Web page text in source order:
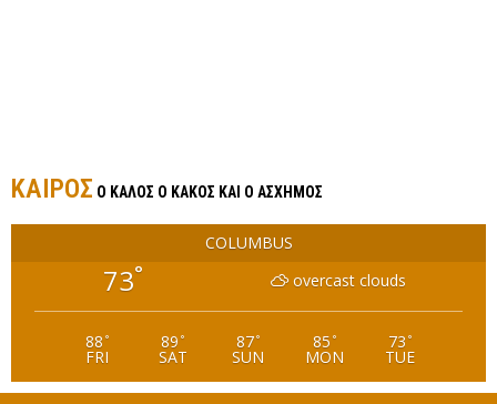
ΚΑΙΡΟΣ Ο ΚΑΛΟΣ Ο ΚΑΚΟΣ ΚΑΙ Ο ΑΣΧΗΜΟΣ
COLUMBUS
73° overcast clouds
88 °
FRI
89 °
SAT
87 °
SUN
85 °
MON
73 °
TUE